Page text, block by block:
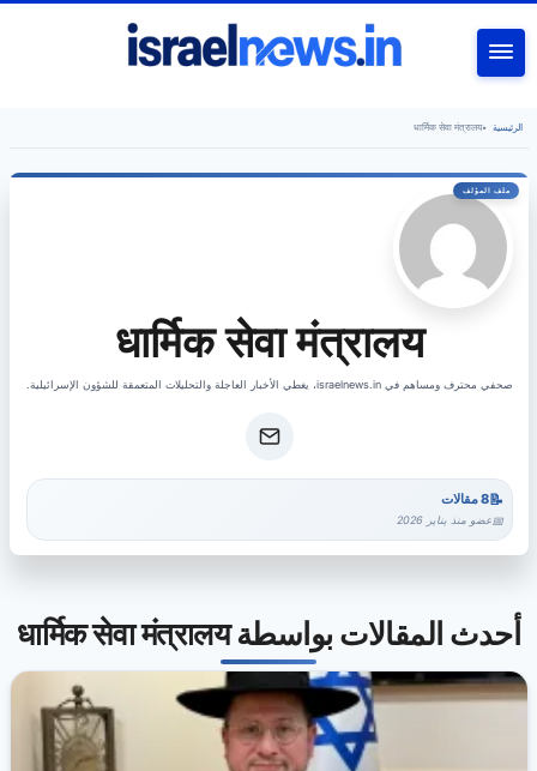
الرئيسية •
धार्मिक सेवा मंत्रालय
धार्मिक सेवा मंत्रालय
صحفي محترف ومساهم في israelnews.in، يغطي الأخبار العاجلة والتحليلات المتعمقة للشؤون الإسرائيلية.
8 مقالات
عضو منذ يناير 2026
أحدث المقالات بواسطة धार्मिक सेवा मंत्रालय